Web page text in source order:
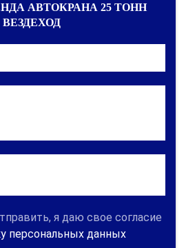
АВТОКРАНА 25 ТОНН
ВЕЗДЕХОД
я даю свое согласие
персональных данных